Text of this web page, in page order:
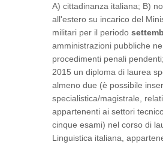
A) cittadinanza italiana; B)
all'estero su incarico del
militari per il periodo
amministrazioni pubbliche
procedimenti penali
2015 un diploma di laurea
almeno due (è possibile
specialistica/magistrale,
appartenenti ai settori
cinque esami) nel corso di
Linguistica italiana,